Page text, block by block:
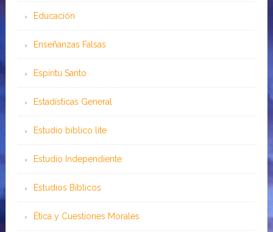
Educación
Enseñanzas Falsas
Espíritu Santo
Estadísticas General
Estudio bíblico lite
Estudio Independiente
Estudios Bíblicos
Ética y Cuestiones Morales